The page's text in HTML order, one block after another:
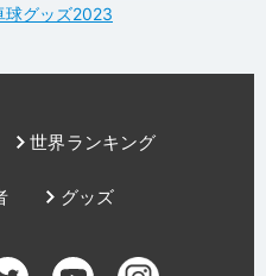
球グッズ2023
世界ランキング
グッズ